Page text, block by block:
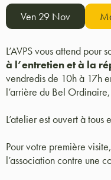
Ven 29 Nov
L’AVPS vous attend pour
à l’entretien et à la
vendredis de 10h à 17h
l’arrière du Bel
L’atelier est ouvert à tous
Pour votre première
l’association contre une